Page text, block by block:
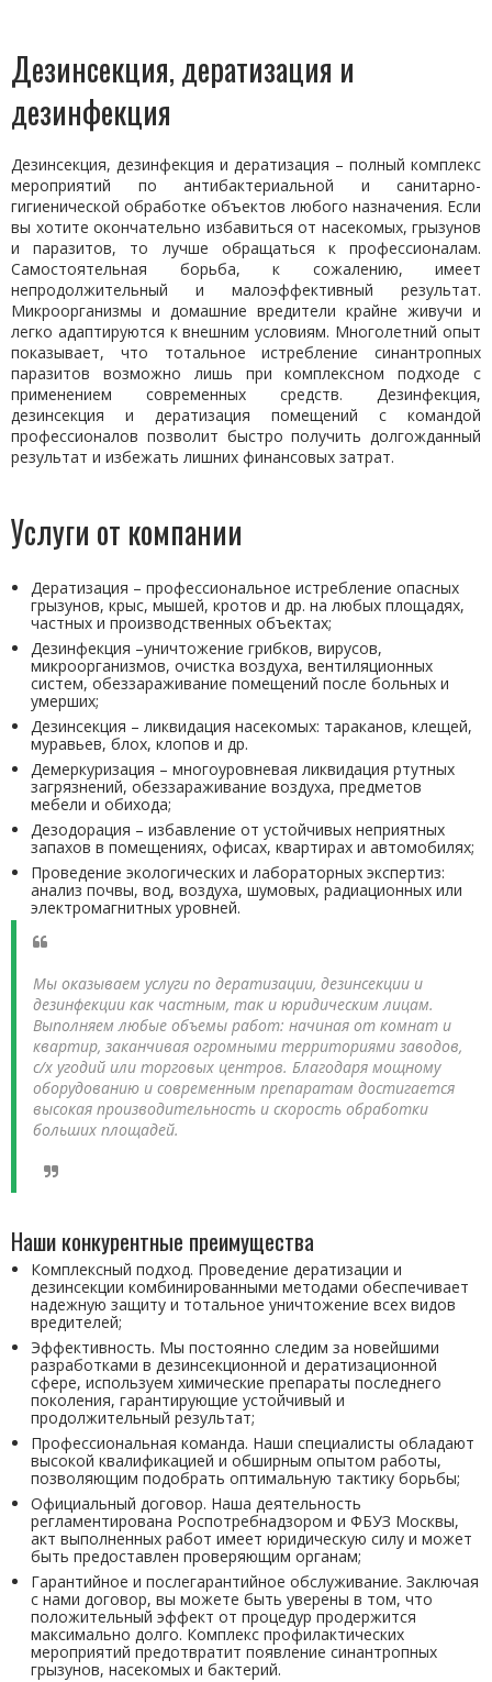
Дезинсекция, дератизация и
дезинфекция
Дезинсекция, дезинфекция и дератизация – полный комплекс
мероприятий по антибактериальной и санитарно-
гигиенической обработке объектов любого назначения. Если
вы хотите окончательно избавиться от насекомых, грызунов
и паразитов, то лучше обращаться к профессионалам.
Самостоятельная борьба, к сожалению, имеет
непродолжительный и малоэффективный результат.
Микроорганизмы и домашние вредители крайне живучи и
легко адаптируются к внешним условиям. Многолетний опыт
показывает, что тотальное истребление синантропных
паразитов возможно лишь при комплексном подходе с
применением современных средств. Дезинфекция,
дезинсекция и дератизация помещений с командой
профессионалов позволит быстро получить долгожданный
результат и избежать лишних финансовых затрат.
Услуги от компании
Дератизация – профессиональное истребление опасных
грызунов, крыс, мышей, кротов и др. на любых площадях,
частных и производственных объектах;
Дезинфекция –уничтожение грибков, вирусов,
микроорганизмов, очистка воздуха, вентиляционных
систем, обеззараживание помещений после больных и
умерших;
Дезинсекция – ликвидация насекомых: тараканов, клещей,
муравьев, блох, клопов и др.
Демеркуризация – многоуровневая ликвидация ртутных
загрязнений, обеззараживание воздуха, предметов
мебели и обихода;
Дезодорация – избавление от устойчивых неприятных
запахов в помещениях, офисах, квартирах и автомобилях;
Проведение экологических и лабораторных экспертиз:
анализ почвы, вод, воздуха, шумовых, радиационных или
электромагнитных уровней.
Мы оказываем услуги по дератизации, дезинсекции и
дезинфекции как частным, так и юридическим лицам.
Выполняем любые объемы работ: начиная от комнат и
квартир, заканчивая огромными территориями заводов,
с/х угодий или торговых центров. Благодаря мощному
оборудованию и современным препаратам достигается
высокая производительность и скорость обработки
больших площадей.
Наши конкурентные преимущества
Комплексный подход. Проведение дератизации и
дезинсекции комбинированными методами обеспечивает
надежную защиту и тотальное уничтожение всех видов
вредителей;
Эффективность. Мы постоянно следим за новейшими
разработками в дезинсекционной и дератизационной
сфере, используем химические препараты последнего
поколения, гарантирующие устойчивый и
продолжительный результат;
Профессиональная команда. Наши специалисты обладают
высокой квалификацией и обширным опытом работы,
позволяющим подобрать оптимальную тактику борьбы;
Официальный договор. Наша деятельность
регламентирована Роспотребнадзором и ФБУЗ Москвы,
акт выполненных работ имеет юридическую силу и может
быть предоставлен проверяющим органам;
Гарантийное и послегарантийное обслуживание. Заключая
с нами договор, вы можете быть уверены в том, что
положительный эффект от процедур продержится
максимально долго. Комплекс профилактических
мероприятий предотвратит появление синантропных
грызунов, насекомых и бактерий.